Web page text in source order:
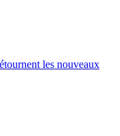
les nouveaux